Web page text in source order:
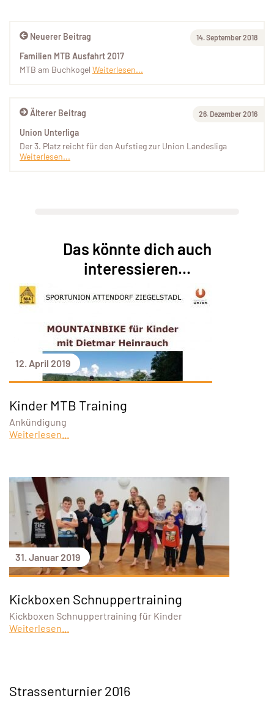
Älterer Beitrag 26. Dezember 2016
Union Unterliga
Der 3. Platz reicht für den Aufstieg zur Union Landesliga
Weiterlesen...
Neuerer Beitrag 14. September 2018
Familien MTB Ausfahrt 2017
MTB am Buchkogel Weiterlesen...
Das könnte dich auch
interessieren...
12. April 2019
Kinder MTB Training
Ankündigung
Weiterlesen...
31. Januar 2019
Kickboxen Schnuppertraining
Kickboxen Schnuppertraining für Kinder
Weiterlesen...
Strassenturnier 2016